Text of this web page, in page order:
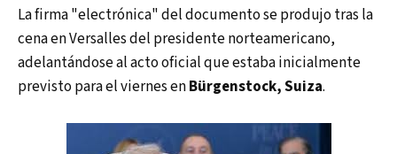
La firma "electrónica" del documento se produjo tras la
cena en Versalles del presidente norteamericano,
adelantándose al acto oficial que estaba inicialmente
previsto para el viernes enBürgenstock, Suiza.